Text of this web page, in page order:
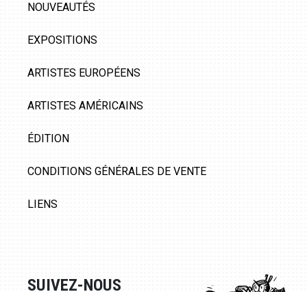
NOUVEAUTÉS
EXPOSITIONS
ARTISTES EUROPÉENS
ARTISTES AMÉRICAINS
ÉDITION
CONDITIONS GÉNÉRALES DE VENTE
LIENS
SUIVEZ-NOUS